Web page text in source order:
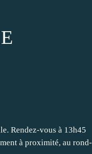
Rendez-vous à 13h45
à proximité, au rond-